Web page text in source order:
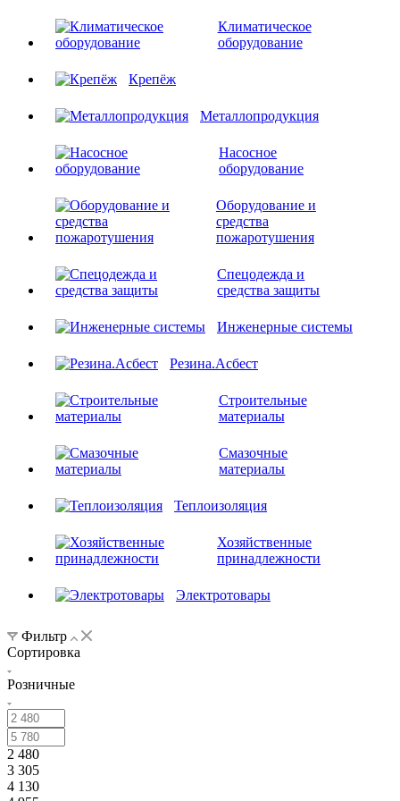
Климатическое
оборудование
Крепёж
Металлопродукция
Насосное
оборудование
Оборудование и
средства
пожаротушения
Спецодежда и
средства защиты
Инженерные системы
Резина.Асбест
Строительные
материалы
Смазочные
материалы
Теплоизоляция
Хозяйственные
принадлежности
Электротовары
Фильтр
Сортировка
Розничные
2 480
3 305
4 130